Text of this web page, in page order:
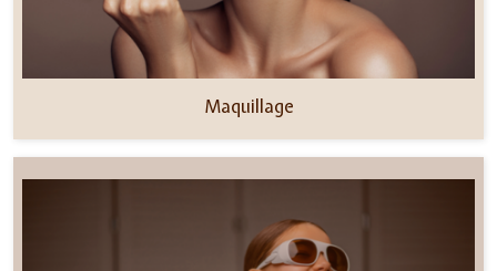
Maquillage